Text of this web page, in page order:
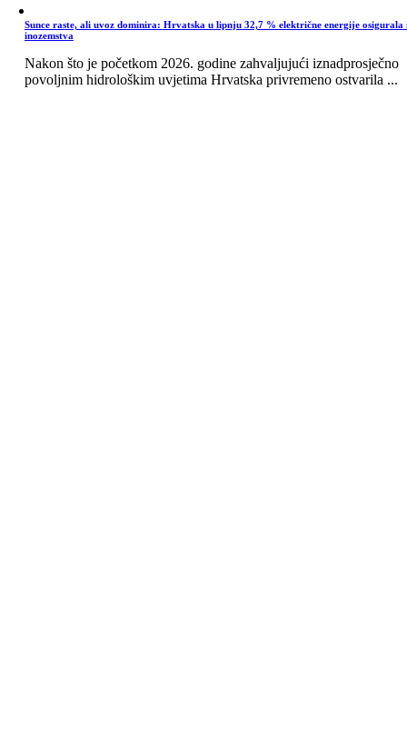
Sunce raste, ali uvoz dominira: Hrvatska u lipnju 32,7 % električne energije osigurala
inozemstva
Nakon što je početkom 2026. godine zahvaljujući iznadprosječno
povoljnim hidrološkim uvjetima Hrvatska privremeno ostvarila ...